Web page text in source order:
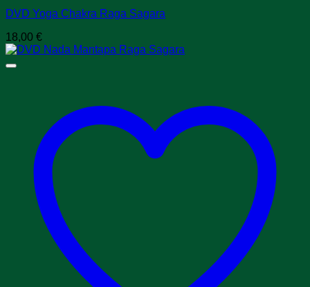
DVD Yoga Chakra Raga Sagara
18,00 €